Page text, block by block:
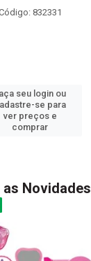
832331
seu login ou
se para
ver preços e
comprar
Novidades